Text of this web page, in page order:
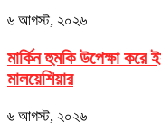
৬ আগস্ট, ২০২৬
মার্কিন হুমকি উপেক্ষা করে
মালয়েশিয়ার
৬ আগস্ট, ২০২৬